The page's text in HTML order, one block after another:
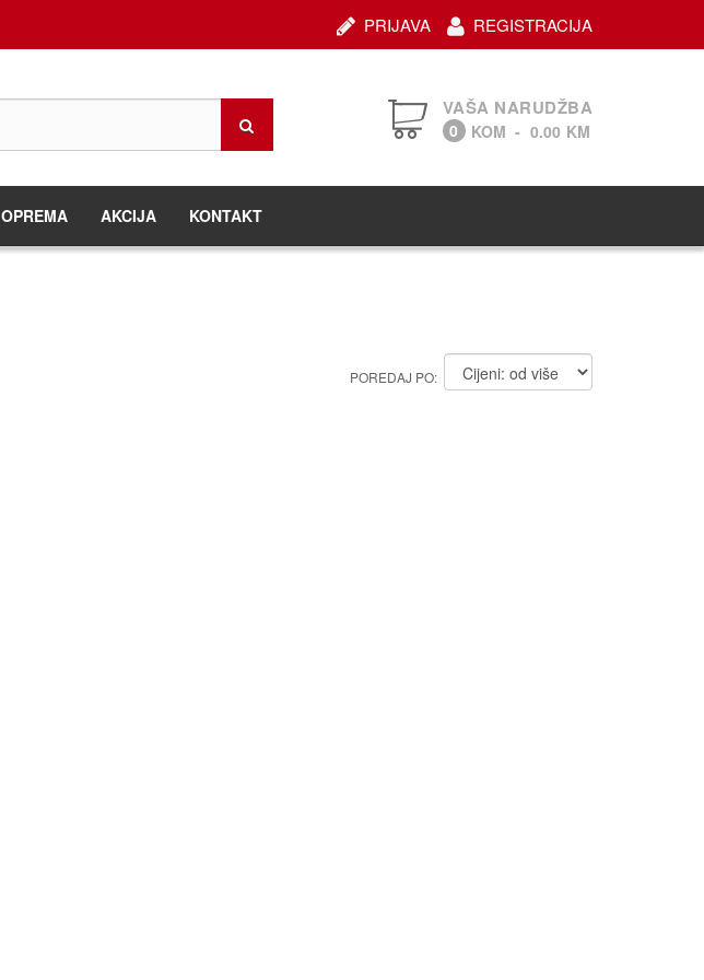
REGISTRACIJA
PRIJAVA
VAŠA NARUDŽBA
0 KOM - 0.00 KM
OPREMA AKCIJA KONTAKT
POREDAJ PO: